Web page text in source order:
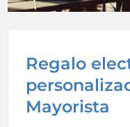
Regalo
Mayorista